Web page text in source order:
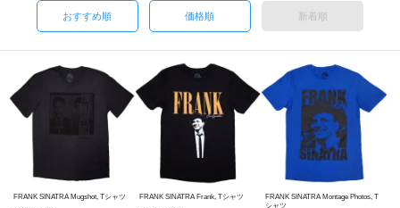
おすすめ順 価格順 新着順
FRANK SINATRA Mugshot, Tシャツ
FRANK SINATRA Frank, Tシャツ
FRANK SINATRA Montage Photos, T
シャツ